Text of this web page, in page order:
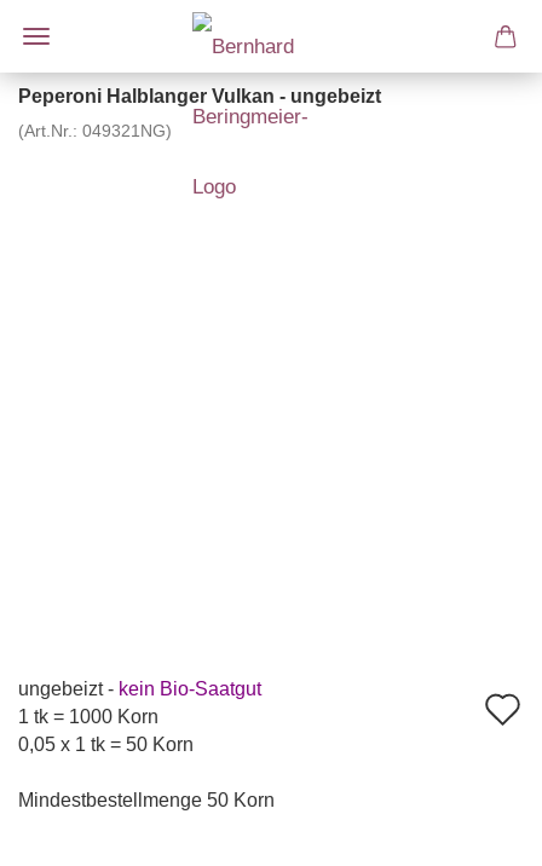
Peperoni Halblanger Vulkan - ungebeizt
(Art.Nr.: 049321NG)
ungebeizt - kein Bio-Saatgut
1 tk = 1000 Korn
0,05 x 1 tk = 50 Korn
Mindestbestellmenge 50 Korn